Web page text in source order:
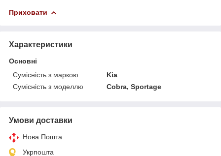
Приховати
Характеристики
Основні
Сумісність з маркою
Kia
Сумісність з моделлю
Cobra, Sportage
Умови доставки
Нова Пошта
Укрпошта